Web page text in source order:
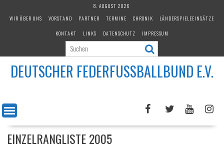
8. AUGUST 2026
WIR ÜBER UNS
VORSTAND PARTNER TERMINE CHRONIK
LÄNDERSPIELEEINSÄTZE
KONTAKT
LINKS DATENSCHUTZ IMPRESSUM
DEUTSCHER FEDERFUSSBALLBUND E.V.
EINZELRANGLISTE 2005